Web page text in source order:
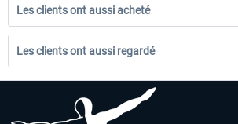
Les clients ont aussi acheté
Les clients ont aussi regardé